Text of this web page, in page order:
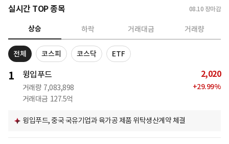
실시간 TOP 종목 08.10 장마감
상승 하락 거래대금 거래량
전체 코스피 코스닥 ETF
1 윙입푸드
거래량 7,083,898
거래대금 127.5억
2,020
+29.99%
윙입푸드, 중국 국유기업과 육가공 제품 위탁생산계약 체결